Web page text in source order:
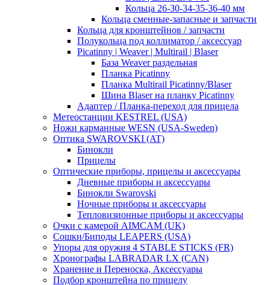
Кольца 26-30-34-35-36-40 мм
Кольца сменные-запасные и запчасти
Кольца для кронштейнов / запчасти
Полукольца под коллиматор / аксессуар
Picatinny | Weaver | Multirail | Blaser
База Weaver раздельная
Планка Picatinny
Планка Multirail Picatinny/Blaser
Шина Blaser на планку Picatinny
Адаптер / Планка-переход для прицела
Метеостанции KESTREL (USA)
Ножи карманные WESN (USA-Sweden)
Оптика SWAROVSKI (AT)
Бинокли
Прицелы
Оптические приборы, прицелы и аксессуары
Дневные приборы и аксессуары
Бинокли Swarovski
Ночные приборы и аксессуары
Тепловизионные приборы и аксессуары
Очки с камерой AIMCAM (UK)
Сошки/Биподы LEAPERS (USA)
Упоры для оружия 4 STABLE STICKS (FR)
Хронографы LABRADAR LX (CAN)
Хранение и Переноска, Аксессуары
Подбор кронштейна по прицелу